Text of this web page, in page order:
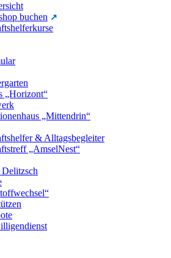
buchen
„Horizont“
„Mittendrin“
& Alltagsbegleiter
„AmselNest“